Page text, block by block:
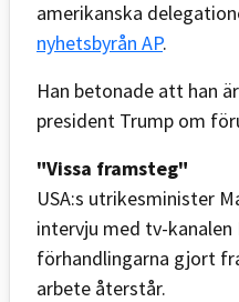
amerikanska
nyhetsbyrån AP.
Han betonade att han
president Trump om
"Vissa framsteg"
USA:s utrikesminister
intervju med tv-kanalen
förhandlingarna gjort
arbete återstår.